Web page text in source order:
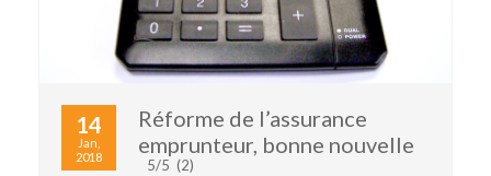
14
Jan,
2018
Réforme de l’assurance
emprunteur, bonne nouvelle
5/5 (2)